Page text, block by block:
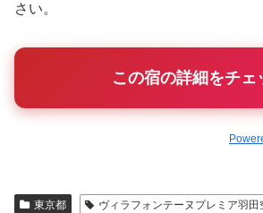
さい。
この宿の詳細をチェ
東京都
ヴィラフォンテーヌプレミア羽田